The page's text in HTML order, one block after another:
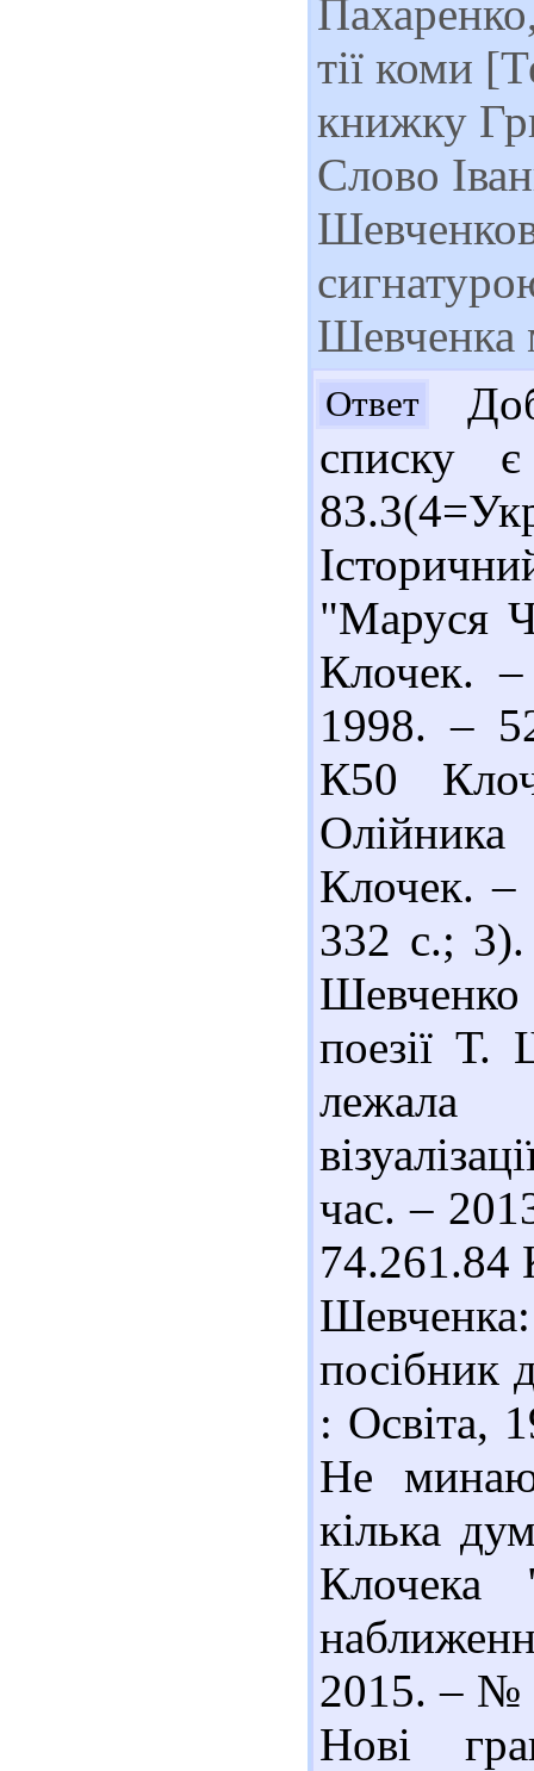
тії коми
книжку
Слово
Шевченка
Ответ
списку
"Маруся
Клочек.
1998. –
К50
Клочек.
332 с.; 3).
поезії Т.
лежала
час. –
74.261.84
посібник
: Освіта,
Не
кілька
Клочека
2015. – №
Нові